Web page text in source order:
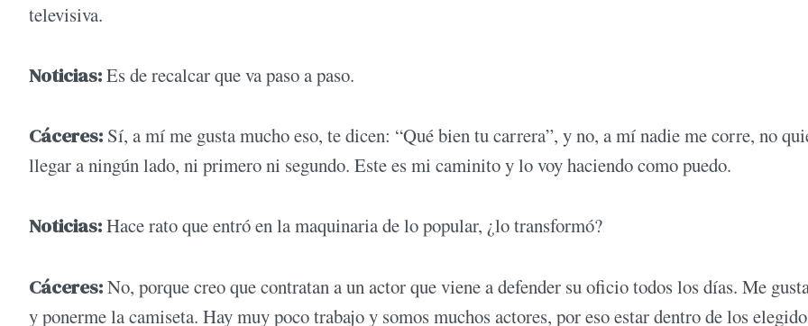
televisiva.
Noticias:Es de recalcar que va paso a paso.
Cáceres: Sí, a mí me gusta mucho eso, te dicen: “Qué bien tu carrera”, y no, a mí nadie me corre, no
llegar a ningún lado, ni primero ni segundo. Este es mi caminito y lo voy haciendo como puedo.
Noticias:Hace rato que entró en la maquinaria de lo popular, ¿lo transformó?
Cáceres:No, porque creo que contratan a un actor que viene a defender su oficio todos los días. Me
y ponerme la camiseta. Hay muy poco trabajo y somos muchos actores, por eso estar dentro de los